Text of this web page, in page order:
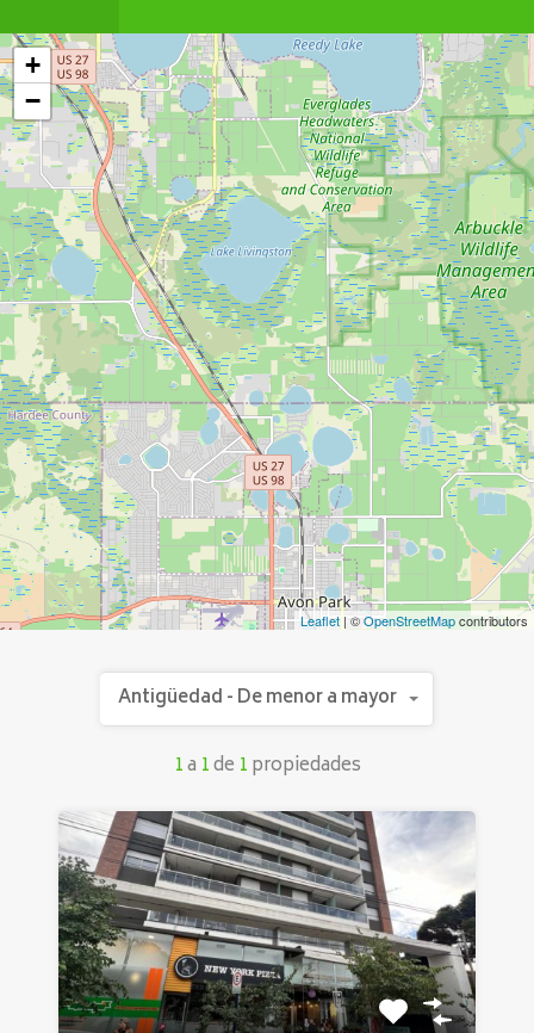
+
−
Leaflet| ©OpenStreetMapcontributors
1a 1de 1propiedades
Antigüedad - De menor a mayor